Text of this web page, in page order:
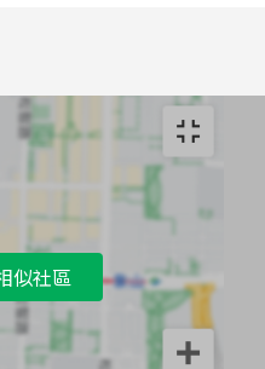
似社區